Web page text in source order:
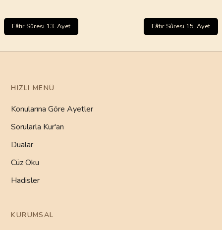
Fâtır Sûresi 13. Ayet Fâtır Sûresi 15. Ayet
HIZLI MENÜ
Konularına Göre Ayetler
Sorularla Kur'an
Dualar
Cüz Oku
Hadisler
KURUMSAL